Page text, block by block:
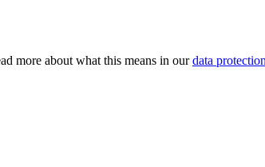
more about what this means in our data